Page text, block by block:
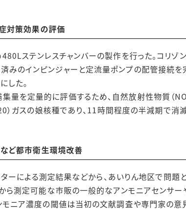
対策効果の評価
ステンレスチャンバーの製作を行った。コリゾ
みのインピンジャーと定流量ポンプの配管接続
した。
量を定量的に評価するため、自然放射性物質（
）ガスの娘核種であり、11時間程度の半減期で
ど都市衛生環境改善
ーによる測定結果などから、あいりん地区で問
測定可能な市販の一般的なアンモニアセンサー
モニア濃度の閾値は当初の文献調査や専門家の